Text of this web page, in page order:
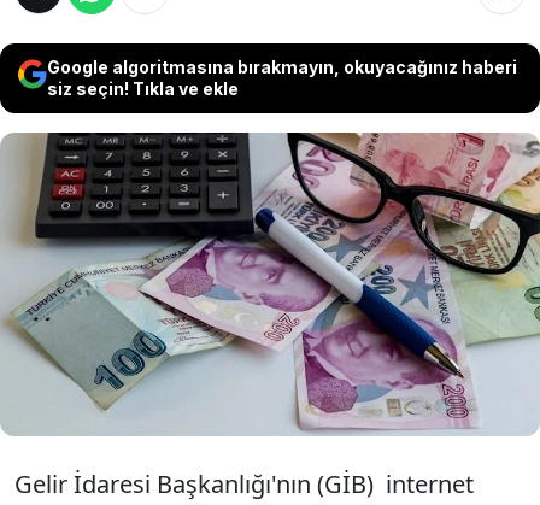
Google algoritmasına bırakmayın, okuyacağınız haberi
siz seçin! Tıkla ve ekle
Gelir İdaresi Başkanlığı (GİB), 30 Nisan gün sonuna
kadar verilmesi gereken 2023 yılına ait "kurumlar
vergisi" beyannamelerinin verilme süreleriyle bu
beyannameler üzerine tahakkuk eden vergilerin
ödeme sürelerini 6 Mayıs'a; Adıyaman, Hatay,
Kahramanmaraş ve Malatya ile Gaziantep'in
İslahiye ve Nurdağı ilçelerindeki mükellefler için
mücbir sebep halini de "son kez" olmak üzere 31
Ağustos'a kadar uzattı.
Gelir İdaresi Başkanlığı'nın (GİB) internet